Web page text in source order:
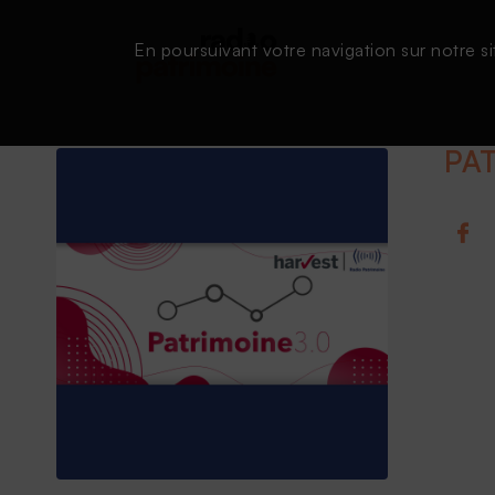
En poursuivant votre navigation sur notre